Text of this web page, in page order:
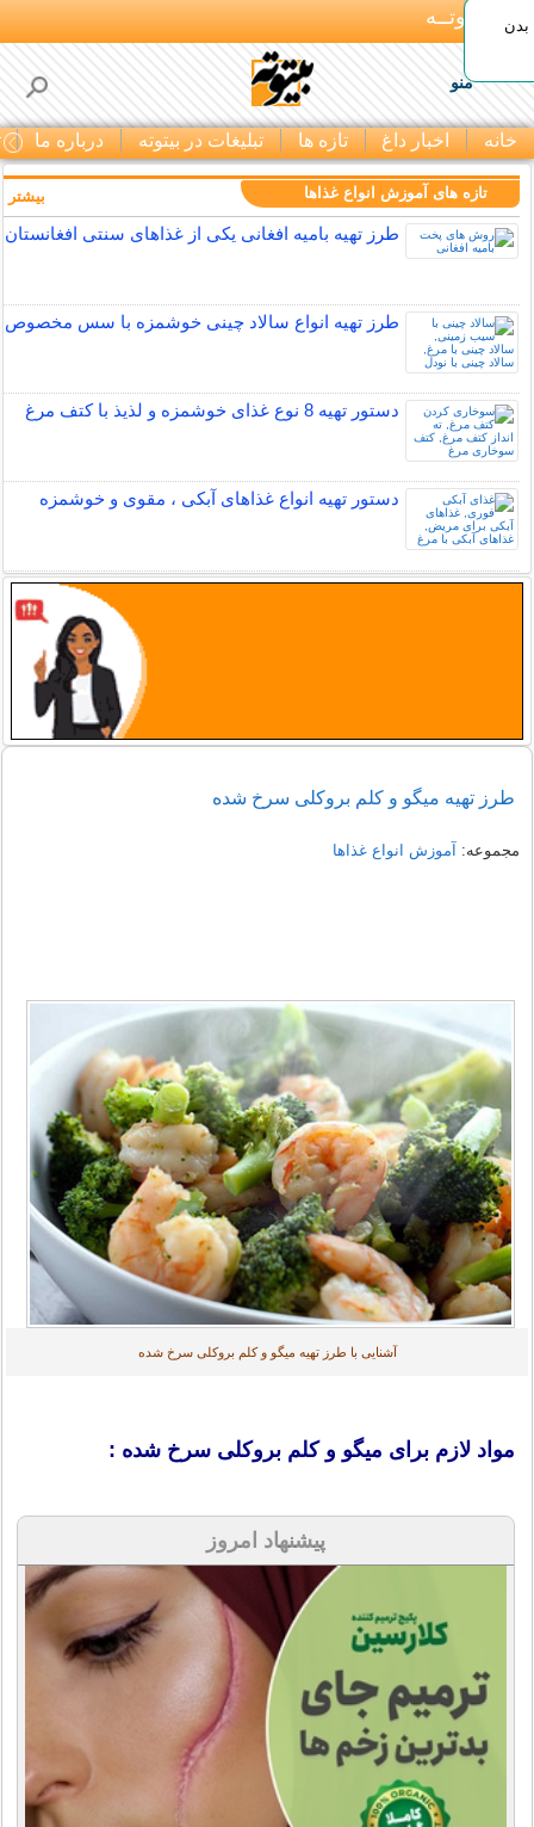
بـیتوتــه
منو
خانه اخبار داغ تازه ها تبلیغات در بیتوته درباره ما
تازه های آموزش انواع غذاها
طرز تهیه بامیه افغانی یکی از غذاهای سنتی افغانستان
طرز تهیه انواع سالاد چینی خوشمزه با سس مخصوص
دستور تهیه 8 نوع غذای خوشمزه و لذیذ با کتف مرغ
دستور تهیه انواع غذاهای آبکی ، مقوی و خوشمزه
بیشتر
طرز تهیه میگو و کلم بروکلی سرخ شده
مجموعه: آموزش انواع غذاها
آشنایی با طرز تهیه میگو و کلم بروکلی سرخ شده
مواد لازم برای میگو و کلم بروکلی سرخ شده :
پیشنهاد امروز